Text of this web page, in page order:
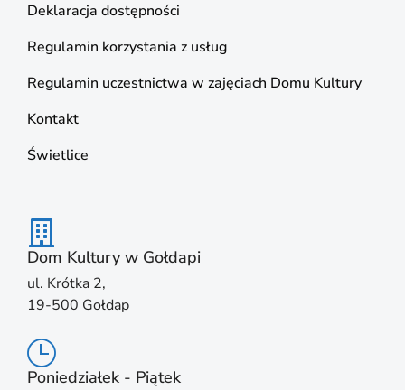
Deklaracja dostępności
Regulamin korzystania z usług
Regulamin uczestnictwa w zajęciach Domu Kultury
Kontakt
Świetlice
Dom Kultury w Gołdapi
ul. Krótka 2,
19-500 Gołdap
Poniedziałek - Piątek